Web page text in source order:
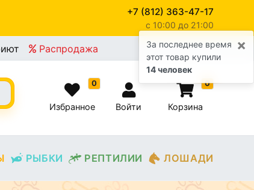
+7 (812) 363-47-17
c 10:00 до 21:00
Распродажа
0
Избранное Войти
0
Корзина
РЫБКИ РЕПТИЛИИ ЛОШАДИ
×
За последнее время
этот товар купили
14 человек